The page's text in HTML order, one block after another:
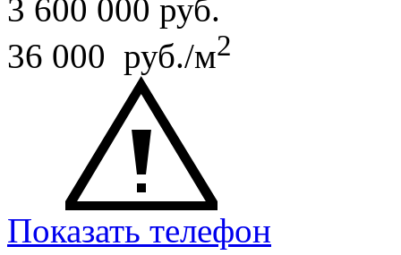
3 600 000 руб.
36 000 руб./м2
Показать телефон